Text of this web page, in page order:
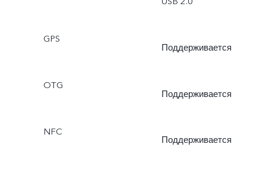
GPS
Поддерживается
OTG
Поддерживается
NFC
Поддерживается